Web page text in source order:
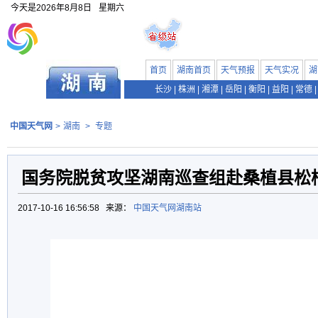
今天是2026年8月8日 星期六
首页 湖南首页 天气预报 天气实况
长沙
株洲 湘潭 岳阳 衡阳 益阳 常德
中国天气网 > 湖南 > 专题
国务院脱贫攻坚湖南巡查组赴桑植县
2017-10-16 16:56:58 来源： 中国天气网湖南站